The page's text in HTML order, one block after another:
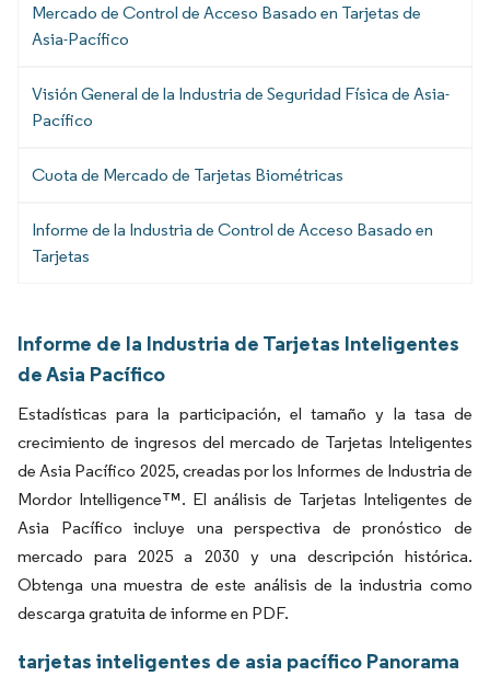
Mercado de Control de Acceso Basado en Tarjetas de
Asia-Pacífico
Visión General de la Industria de Seguridad Física de Asia-
Pacífico
Cuota de Mercado de Tarjetas Biométricas
Informe de la Industria de Control de Acceso Basado en
Tarjetas
Informe de la Industria de Tarjetas Inteligentes
de Asia Pacífico
Estadísticas para la participación, el tamaño y la tasa de
crecimiento de ingresos del mercado de Tarjetas Inteligentes
de Asia Pacífico 2025, creadas por los Informes de Industria de
Mordor Intelligence™. El análisis de Tarjetas Inteligentes de
Asia Pacífico incluye una perspectiva de pronóstico de
mercado para 2025 a 2030 y una descripción histórica.
Obtenga una muestra de este análisis de la industria como
descarga gratuita de informe en PDF.
tarjetas inteligentes de asia pacífico Panorama